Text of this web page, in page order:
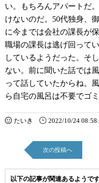
い。もちろんアパートだ
けないのだ。50代独身、
に今までは会社の課長が
職場の課長は逃げ回って
しているようだった。そ
ない。前に聞いた話では
って話していたからね。
ら自宅の風呂は不要でゴ
たいき 2022/10/24
次の投稿へ
以下の記事が関連あるようで